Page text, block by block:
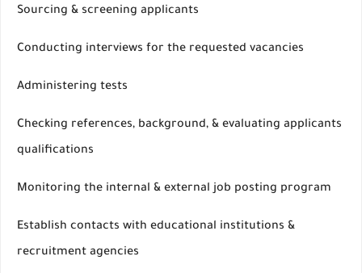
Sourcing & screening applicants
Conducting interviews for the requested vacancies
Administering tests
Checking references, background, & evaluating applicants
qualifications
Monitoring the internal & external job posting program
Establish contacts with educational institutions &
recruitment agencies